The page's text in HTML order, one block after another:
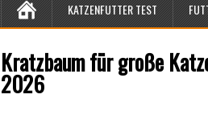
KATZENFUTTER TEST
Kratzbaum für große
2026